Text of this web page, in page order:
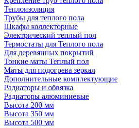
Теплоизоляция
Трубы для теплого пола
Шкафы коллекторные
Электрический теплый пол
Термостаты для Теплого пола
Для деревянных покрытий
Тонкие маты Теплый пол
Маты для подогрева зеркал
Дополнительные комплектующие
Радиаторы и обвязка
Радиаторы алюминиевые
Высота 200 мм
Высота 350 мм
Высота 500 мм